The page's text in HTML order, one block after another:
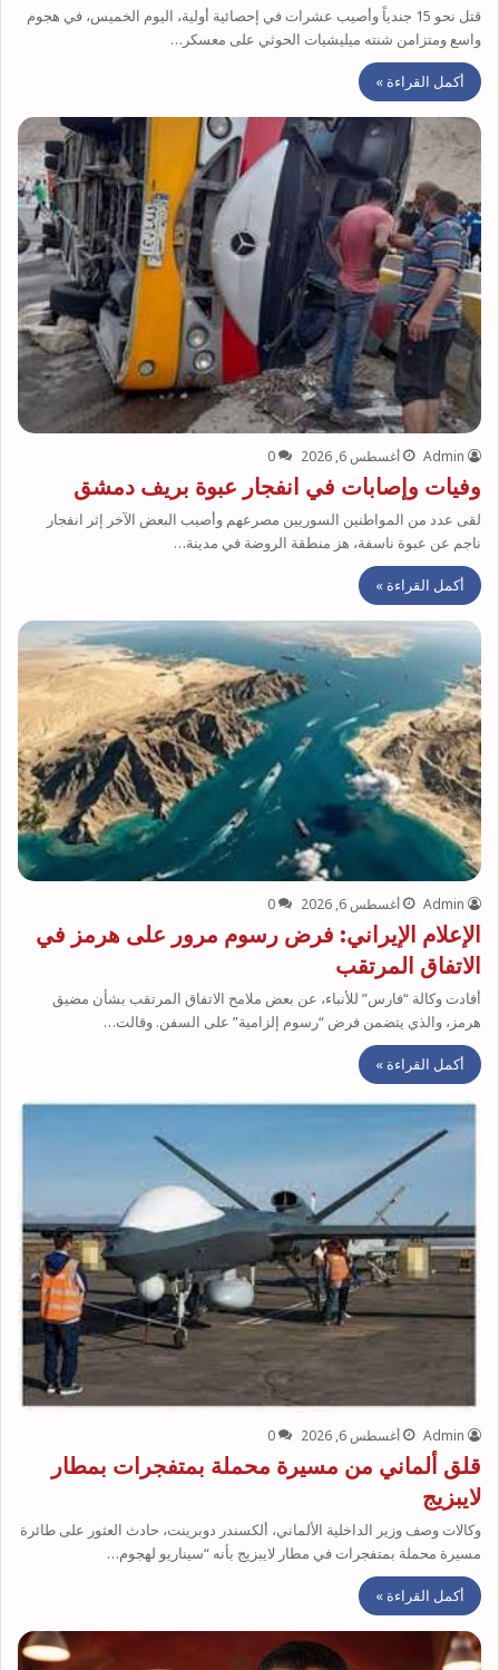
قتل نحو 15 جندياً وأصيب عشرات في إحصائية أولية، اليوم الخميس، في هجوم
واسع ومتزامن شنته ميليشيات الحوثي على معسكر…
أكمل القراءة »
Admin أغسطس 6, 2026 0
وفيات وإصابات في انفجار عبوة بريف دمشق
لقى عدد من المواطنين السوريين مصرعهم وأصيب البعض الآخر إثر انفجار
ناجم عن عبوة ناسفة، هز منطقة الروضة في مدينة…
أكمل القراءة »
Admin أغسطس 6, 2026 0
الإعلام الإيراني: فرض رسوم مرور على هرمز في
الاتفاق المرتقب
أفادت وكالة “فارس” للأنباء، عن بعض ملامح الاتفاق المرتقب بشأن مضيق
هرمز، والذي يتضمن فرض “رسوم إلزامية” على السفن. وقالت…
أكمل القراءة »
Admin أغسطس 6, 2026 0
قلق ألماني من مسيرة محملة بمتفجرات بمطار
لايبزيج
وكالات وصف وزير الداخلية الألماني، ألكسندر دوبرينت، حادث العثور على طائرة
مسيرة محملة بمتفجرات في مطار لايبزيج بأنه “سيناريو لهجوم…
أكمل القراءة »